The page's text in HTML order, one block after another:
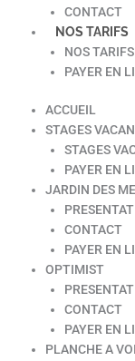
CONTACT
NOS TARIFS
NOS TARIFS
PAYER EN
ACCUEIL
STAGES
STAGES
PAYER EN
JARDIN DES
CONTACT
PAYER EN
OPTIMIST
CONTACT
PAYER EN
PLANCHE A